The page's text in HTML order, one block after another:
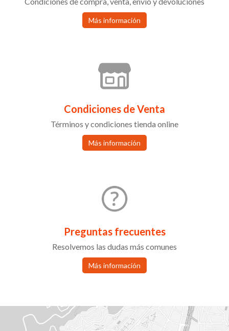
Más información
Condiciones de Venta
Términos y condiciones tienda online
Más información
Preguntas frecuentes
Resolvemos las dudas más comunes
Más información